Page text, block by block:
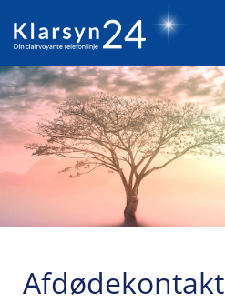
Afdødekontakt